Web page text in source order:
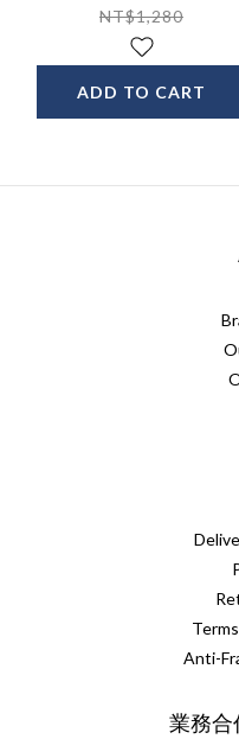
感應燈 櫥櫃燈
NT$1,280
ADD TO CART
Anti-
業務合